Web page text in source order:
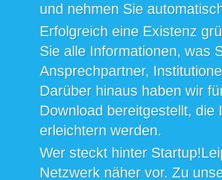
und nehmen Sie
Erfolgreich eine Existenz
Sie alle Informationen, was
Ansprechpartner,
Darüber hinaus haben wir
Download bereitgestellt,
erleichtern werden.
Wer steckt hinter
Netzwerk näher vor. Zu